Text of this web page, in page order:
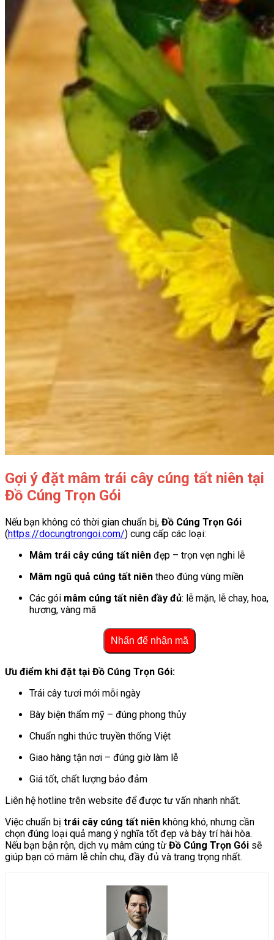
Gợi ý đặt mâm trái cây cúng tất niên tại
Đồ Cúng Trọn Gói
Nếu bạn không có thời gian chuẩn bị, Đồ Cúng Trọn Gói
(https://docungtrongoi.com/) cung cấp các loại:
Mâm trái cây cúng tất niên đẹp – trọn vẹn nghi lễ
Mâm ngũ quả cúng tất niên theo đúng vùng miền
Các gói mâm cúng tất niên đầy đủ: lễ mặn, lễ chay, hoa,
hương, vàng mã
Nhấn để nhận mã
Ưu điểm khi đặt tại Đồ Cúng Trọn Gói:
Trái cây tươi mới mỗi ngày
Bày biện thẩm mỹ – đúng phong thủy
Chuẩn nghi thức truyền thống Việt
Giao hàng tận nơi – đúng giờ làm lễ
Giá tốt, chất lượng bảo đảm
Liên hệ hotline trên website để được tư vấn nhanh nhất.
Việc chuẩn bị trái cây cúng tất niên không khó, nhưng cần
chọn đúng loại quả mang ý nghĩa tốt đẹp và bày trí hài hòa.
Nếu bạn bận rộn, dịch vụ mâm cúng từ Đồ Cúng Trọn Gói sẽ
giúp bạn có mâm lễ chỉn chu, đầy đủ và trang trọng nhất.